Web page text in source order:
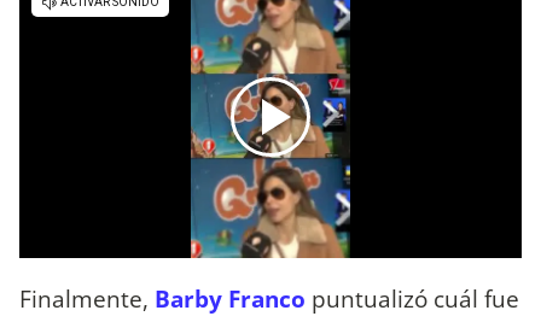
Finalmente, Barby Franco puntualizó cuál fue